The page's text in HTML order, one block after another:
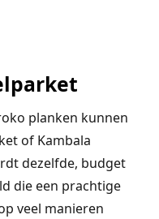
planken kunnen
of Kambala
dezelfde, budget
die een prachtige
veel manieren